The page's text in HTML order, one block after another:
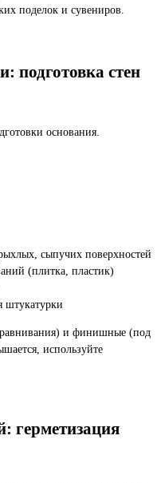
поделок и сувениров.
подготовка стен
основания.
сыпучих поверхностей
(плитка, пластик)
и финишные (под
используйте
герметизация